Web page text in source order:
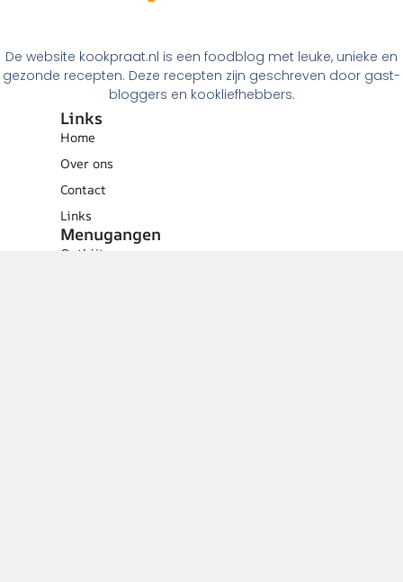
De website kookpraat.nl is een foodblog met leuke, unieke en
gezonde recepten. Deze recepten zijn geschreven door gast-
bloggers en kookliefhebbers.
Links
Home
Over ons
Contact
Links
Menugangen
Ontbijt